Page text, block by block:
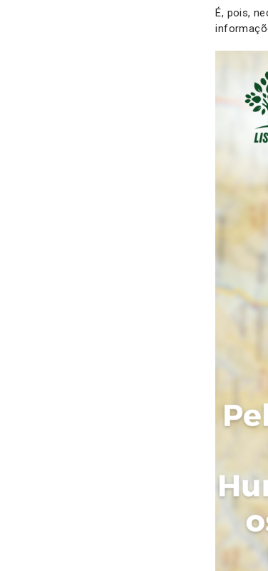
É, pois,